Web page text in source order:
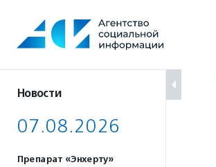
содержанию
Новости
07.08.2026
Препарат «Энхерту»